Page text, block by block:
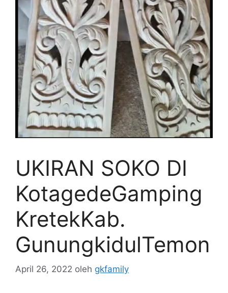
UKIRAN SOKO DI
KotagedeGamping
KretekKab.
GunungkidulTemon
April 26, 2022 oleh gkfamily